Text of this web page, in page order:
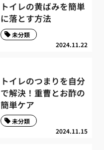
トイレの黄ばみを簡単
に落とす方法
2024.11.22
未分類
トイレのつまりを自分
で解決！重曹とお酢の
簡単ケア
2024.11.15
未分類